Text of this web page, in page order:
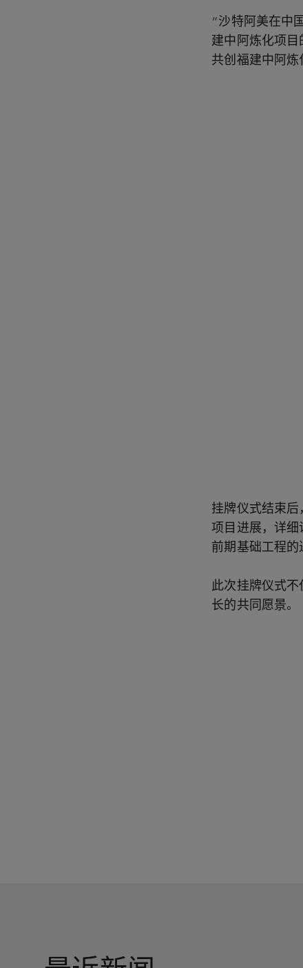
“沙特阿美在中
建中阿炼化项
共创福建中阿炼
挂牌仪式结束
项目进展，详细
前期基础工程的
此次挂牌仪式
长的共同愿景。